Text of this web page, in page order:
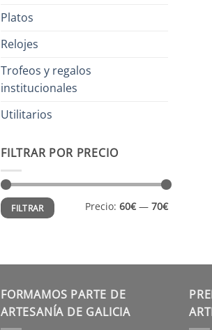
Platos
Relojes
Trofeos y regalos
institucionales
Utilitarios
FILTRAR POR PRECIO
Precio
mínimo
Precio
máximo
FILTRAR Precio: 60€— 70€
FORMAMOS PARTE DE
ARTESANÍA DE GALICIA